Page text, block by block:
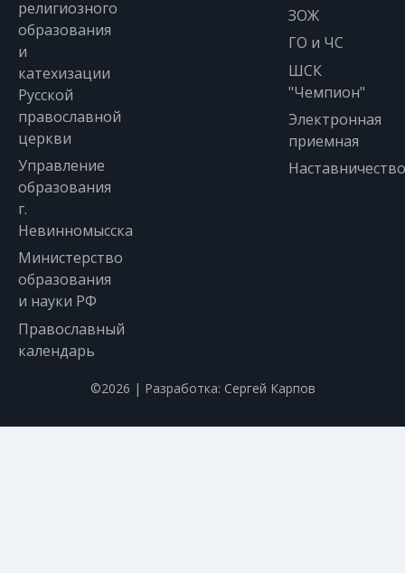
религиозного
образования
и
катехизации
Русской
православной
церкви
Управление
образования
г.
Невинномысска
Министерство
образования
и науки РФ
Православный
календарь
ЗОЖ
ГО и ЧС
ШСК
"Чемпион"
Электронная
приемная
Наставничество
©2026 | Разработка: Сергей Карпов